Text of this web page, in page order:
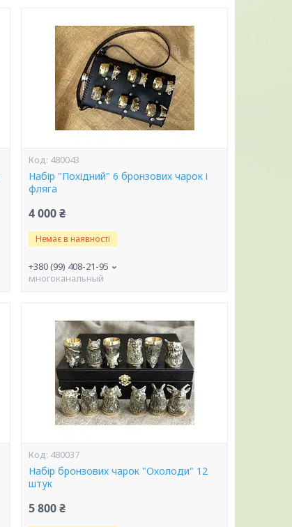
480043
Набір "Похідний" 6 бронзових чарок і
фляга
4 000 ₴
Немає в наявності
+380 (99) 408-21-95
многоканальный
480037
Набір бронзових чарок "Охолоди" 12
штук
5 800 ₴